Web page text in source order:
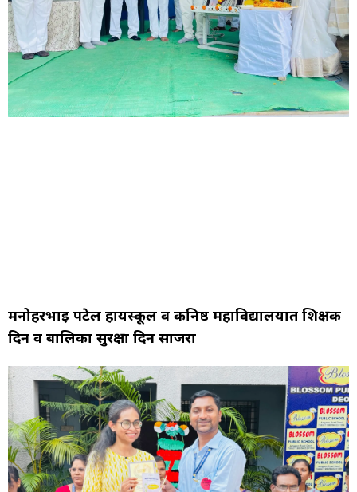
मनोहरभाई पटेल हायस्कूल व कनिष्ठ महाविद्यालयात शिक्षक
दिन व बालिका सुरक्षा दिन साजरा